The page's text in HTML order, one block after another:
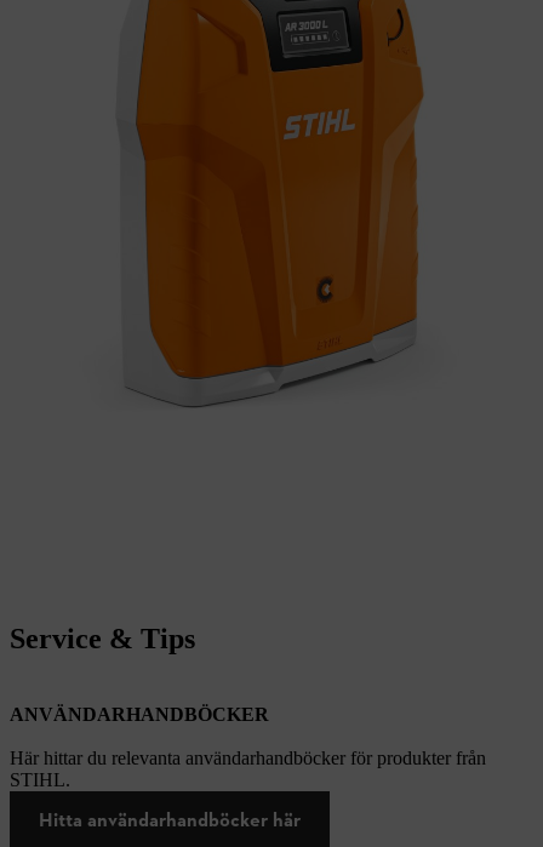
Service & Tips
ANVÄNDARHANDBÖCKER
Här hittar du relevanta användarhandböcker för produkter från
STIHL.
Hitta användarhandböcker här